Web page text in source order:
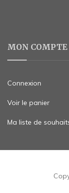
MON COMPTE
Connexion
Voir le panier
Ma liste de